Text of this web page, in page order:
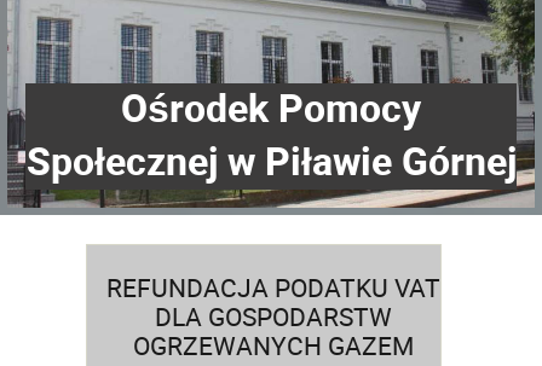
Ośrodek Pomocy
Społecznej w Piławie Górnej
REFUNDACJA PODATKU VAT
DLA GOSPODARSTW
OGRZEWANYCH GAZEM